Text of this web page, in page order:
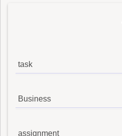
task
Business
assignment